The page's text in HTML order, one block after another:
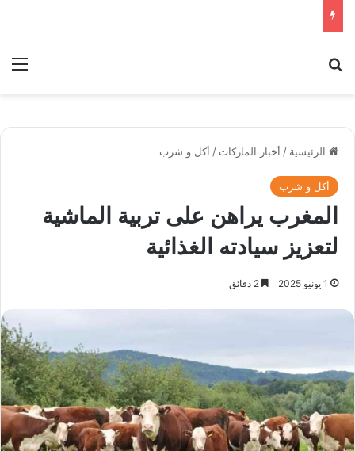
الرئيسية / أخبار الماركات / أكل و شرب
أكل و شرب
المغرب يراهن على تربية الماشية
لتعزيز سيادته الغذائية
1 يونيو 2025